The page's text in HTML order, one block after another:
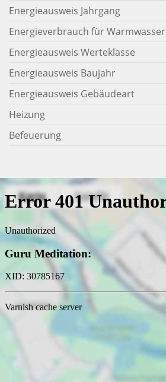
Energieausweis Jahrgang
Energieverbrauch für Warmwasser
Energieausweis Werteklasse
Energieausweis Baujahr
Energieausweis Gebäudeart
Heizung
Befeuerung